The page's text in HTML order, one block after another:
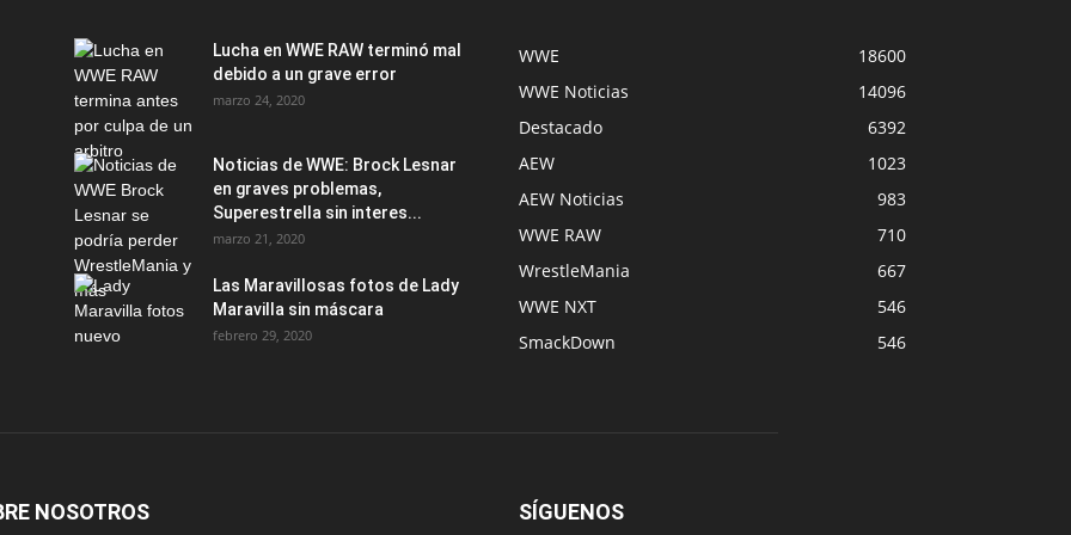
Lucha en WWE RAW terminó mal
debido a un grave error
marzo 24, 2020
Noticias de WWE: Brock Lesnar
en graves problemas,
Superestrella sin interes...
marzo 21, 2020
Las Maravillosas fotos de Lady
Maravilla sin máscara
febrero 29, 2020
WWE
18600
WWE Noticias
14096
Destacado
6392
AEW
1023
AEW Noticias
983
WWE RAW
710
WrestleMania
667
WWE NXT
546
SmackDown
546
NOSOTROS SÍGUENOS